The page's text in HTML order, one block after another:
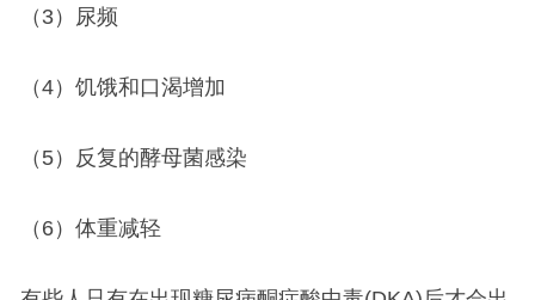
（3）尿频
（4）饥饿和口渴增加
（5）反复的酵母菌感染
（6）体重减轻